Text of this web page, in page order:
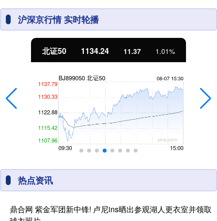
沪深京行情 实时轮播
北证50 1134.24 11.37 1.01%
热点资讯
鼎合网 紫金军团新中锋! 卢尼ins晒出参观湖人更衣室并领取